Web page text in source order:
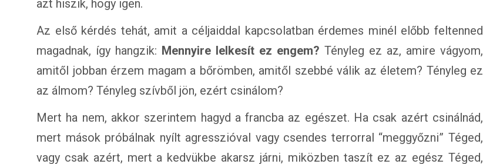
azt hiszik, hogy igen.
Az első kérdés tehát, amit a céljaiddal kapcsolatban érdemes minél előbb feltenned
magadnak, így hangzik: Mennyire lelkesít ez engem? Tényleg ez az, amire vágyom,
amitől jobban érzem magam a bőrömben, amitől szebbé válik az életem? Tényleg ez
az álmom? Tényleg szívből jön, ezért csinálom?
Mert ha nem, akkor szerintem hagyd a francba az egészet. Ha csak azért csinálnád,
mert mások próbálnak nyílt agresszióval vagy csendes terrorral “meggyőzni” Téged,
vagy csak azért, mert a kedvükbe akarsz járni, miközben taszít ez az egész Téged,